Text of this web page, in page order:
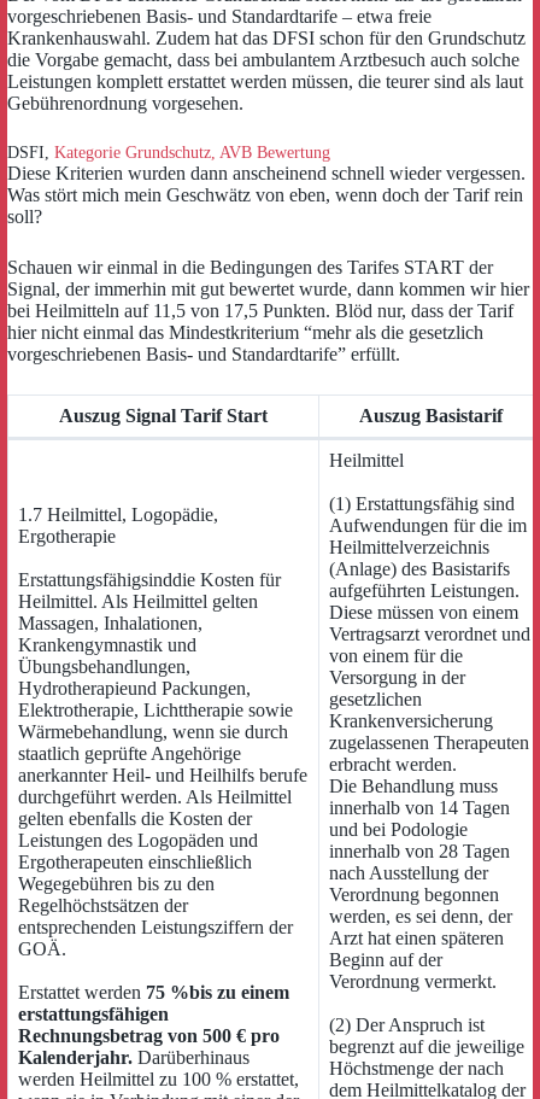
vorgeschriebenen Basis- und Standardtarife – etwa freie
Krankenhauswahl. Zudem hat das DFSI schon für den Grundschutz
die Vorgabe gemacht, dass bei ambulantem Arztbesuch auch solche
Leistungen komplett erstattet werden müssen, die teurer sind als laut
Gebührenordnung vorgesehen.
DSFI, Kategorie Grundschutz, AVB Bewertung
Diese Kriterien wurden dann anscheinend schnell wieder vergessen.
Was stört mich mein Geschwätz von eben, wenn doch der Tarif rein
soll?
Schauen wir einmal in die Bedingungen des Tarifes START der
Signal, der immerhin mit gut bewertet wurde, dann kommen wir hier
bei Heilmitteln auf 11,5 von 17,5 Punkten. Blöd nur, dass der Tarif
hier nicht einmal das Mindestkriterium “mehr als die gesetzlich
vorgeschriebenen Basis- und Standardtarife” erfüllt.
Auszug Signal Tarif Start Auszug Basistarif
1.7 Heilmittel, Logopädie,
Ergotherapie
Erstattungsfähigsinddie Kosten für
Heilmittel. Als Heilmittel gelten
Massagen, Inhalationen,
Krankengymnastik und
Übungsbehandlungen,
Hydrotherapieund Packungen,
Elektrotherapie, Lichttherapie sowie
Wärmebehandlung, wenn sie durch
staatlich geprüfte Angehörige
anerkannter Heil- und Heilhilfs berufe
durchgeführt werden. Als Heilmittel
gelten ebenfalls die Kosten der
Leistungen des Logopäden und
Ergotherapeuten einschließlich
Wegegebühren bis zu den
Regelhöchstsätzen der
entsprechenden Leistungsziffern der
GOÄ.
Erstattet werden 75 %bis zu einem
erstattungsfähigen
Rechnungsbetrag von 500 € pro
Kalenderjahr. Darüberhinaus
werden Heilmittel zu 100 % erstattet,
Heilmittel
(1) Erstattungsfähig sind
Aufwendungen für die im
Heilmittelverzeichnis
(Anlage) des Basistarifs
aufgeführten Leistungen.
Diese müssen von einem
Vertragsarzt verordnet und
von einem für die
Versorgung in der
gesetzlichen
Krankenversicherung
zugelassenen Therapeuten
erbracht werden.
Die Behandlung muss
innerhalb von 14 Tagen
und bei Podologie
innerhalb von 28 Tagen
nach Ausstellung der
Verordnung begonnen
werden, es sei denn, der
Arzt hat einen späteren
Beginn auf der
Verordnung vermerkt.
(2) Der Anspruch ist
begrenzt auf die jeweilige
Höchstmenge der nach
dem Heilmittelkatalog der